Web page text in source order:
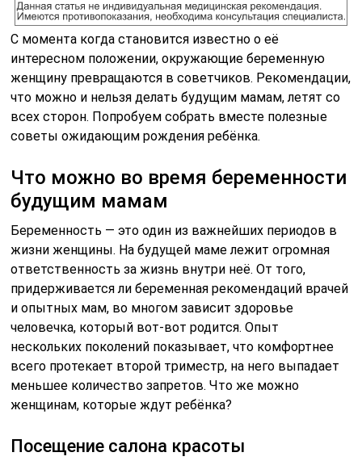
С момента когда становится известно о её
интересном положении, окружающие беременную
женщину превращаются в советчиков. Рекомендации,
что можно и нельзя делать будущим мамам, летят со
всех сторон. Попробуем собрать вместе полезные
советы ожидающим рождения ребёнка.
Что можно во время беременности
будущим мамам
Беременность — это один из важнейших периодов в
жизни женщины. На будущей маме лежит огромная
ответственность за жизнь внутри неё. От того,
придерживается ли беременная рекомендаций врачей
и опытных мам, во многом зависит здоровье
человечка, который вот-вот родится. Опыт
нескольких поколений показывает, что комфортнее
всего протекает второй триместр, на него выпадает
меньшее количество запретов. Что же можно
женщинам, которые ждут ребёнка?
Посещение салона красоты